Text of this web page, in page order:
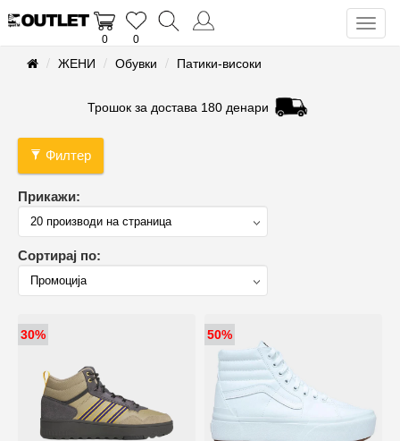
0 0
ЖЕНИ Обувки Патики-високи
Трошок за достава 180 денари
Филтер
Прикажи:
Сортирај по:
30% 50%